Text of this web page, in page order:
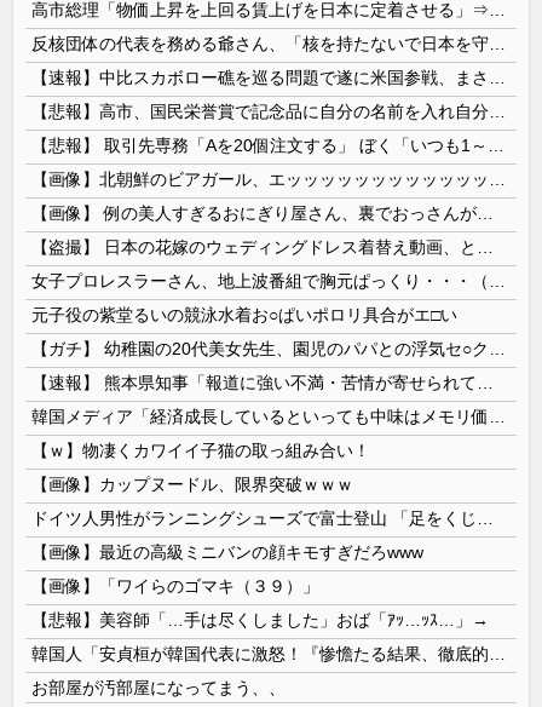
元子役の紫堂るいの競泳水着お○ぱいポロリ具合がエ□い
【ｗ】物凄くカワイイ子猫の取っ組み合い！
【画像】カップヌードル、限界突破ｗｗｗ
【画像】最近の高級ミニバンの顔キモすぎだろwww
【画像】「ワイらのゴマキ（３９）」
【悲報】美容師「…手は尽くしました」おば「ｱｯ…ｯｽ…」→
お部屋が汚部屋になってまう、、